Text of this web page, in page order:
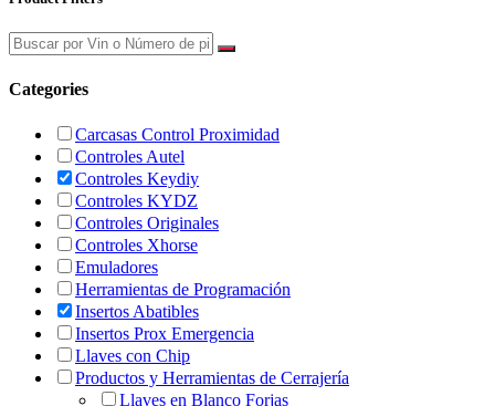
Categories
Carcasas Control Proximidad
Controles Autel
Controles Keydiy
Controles KYDZ
Controles Originales
Controles Xhorse
Emuladores
Herramientas de Programación
Insertos Abatibles
Insertos Prox Emergencia
Llaves con Chip
Productos y Herramientas de Cerrajería
Llaves en Blanco Forjas